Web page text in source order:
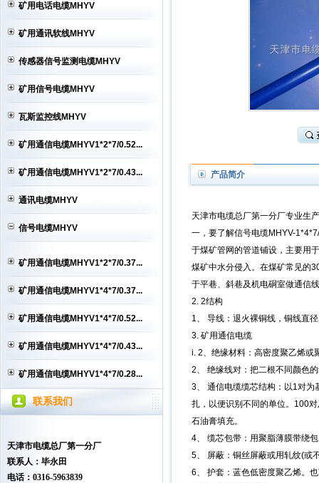
HYA通信电缆，HYA通信电缆结构,H...
MHYV电缆,矿用通信电缆MHYV,矿
用...
MHYV电缆,矿用通信电缆MHYV,矿
用...
MHYV电缆,矿用通信电缆MHYV,矿
用...
矿用电话电缆MHYV
矿用通讯软线MHYV
传感器信号监测电缆MHYV
矿用信号电缆MHYV
瓦斯监控线MHYV
矿用通信电缆MHYV1*2*7/0.52...
矿用通信电缆MHYV1*2*7/0.43...
通讯电缆MHYV
信号电缆MHYV
矿用通信电缆MHYV1*2*7/0.37...
矿用通信电缆MHYV1*4*7/0.37...
矿用通信电缆MHYV1*4*7/0.52...
矿用通信电缆MHYV1*4*7/0.43...
矿用通信电缆MHYV1*4*7/0.28...
联系我们
天津市电缆总厂第一分厂
联系人：毕永田
电话：0316-5963839
产品简介
天津市电缆总厂第一分厂专业生
一，要了解信号电缆MHYV-
于煤矿管网的管道铺设，主要用
煤矿中水分侵入。在煤矿常见的
于平巷、斜巷及机电硐室做通信
2. 2结构
1、 导线：退火裸铜线，铜线直
3. 矿用通信电缆
i. 2、绝缘材料：高密度聚乙烯或
2、 绝缘线对：把二根不同颜色
3、 通信电缆缆芯结构：以1对
扎，以便识别不同的单位。100
石油膏填充。
4、 缆芯包带：用聚脂薄膜带绕
5、 屏蔽：铜丝屏蔽或用轧纹(或
6、 护套：蓝色低密度聚乙烯。